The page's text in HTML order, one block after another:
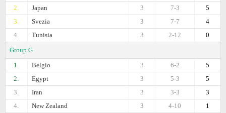
2.
Japan 5
7-3
3
3.
Svezia 4
7-7
3
4.
Tunisia 0
2-12
3
Group G
1.
Belgio 5
6-2
3
2.
Egypt 5
5-3
3
3.
Iran 3
3-3
3
4.
New Zealand 1
4-10
3